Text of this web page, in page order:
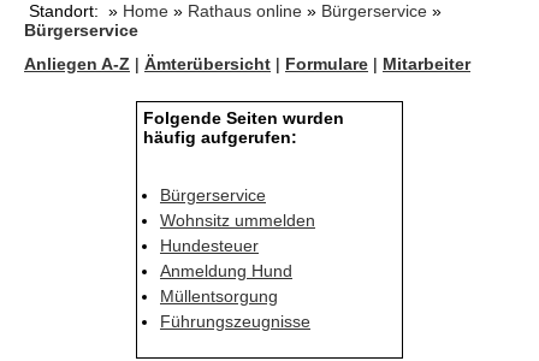
Standort: » Home » Rathaus online » Bürgerservice »
Bürgerservice
Anliegen A-Z | Ämterübersicht | Formulare | Mitarbeiter
Folgende Seiten wurden
häufig aufgerufen:
Bürgerservice
Wohnsitz ummelden
Hundesteuer
Anmeldung Hund
Müllentsorgung
Führungszeugnisse